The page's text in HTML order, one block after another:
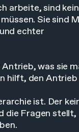
arbeite, sind
Sie sind
echter
was sie
hilft, den
ist. Der
die Fragen